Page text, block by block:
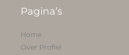
Pagina’s
Home
Over Profiel